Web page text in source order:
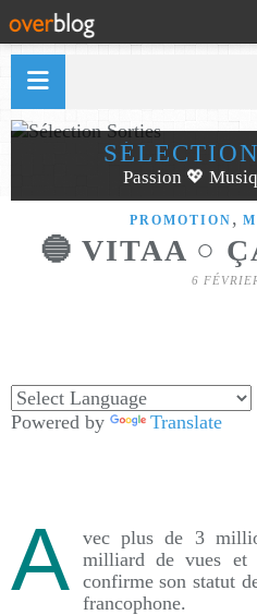
Passion 💖
PROMOTION ,
🔵 VITAA ○
6
Powered by Translate
A vec plus de 3
milliard de vues et
confirme son statut
francophone.